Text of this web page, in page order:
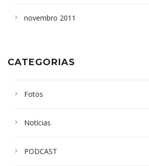
novembro 2011
CATEGORIAS
Fotos
Notícias
PODCAST